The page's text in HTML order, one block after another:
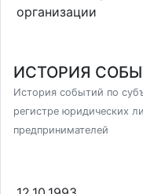
организации
ИСТОРИЯ
История событий по
регистре юридических
предпринимателей